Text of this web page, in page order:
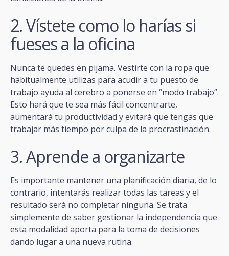
2. Vístete como lo harías si
fueses a la oficina
Nunca te quedes en pijama. Vestirte con la ropa que
habitualmente utilizas para acudir a tu puesto de
trabajo ayuda al cerebro a ponerse en “modo trabajo”.
Esto hará que te sea más fácil concentrarte,
aumentará tu productividad y evitará que tengas que
trabajar más tiempo por culpa de la procrastinación.
3. Aprende a organizarte
Es importante mantener una planificación diaria, de lo
contrario, intentarás realizar todas las tareas y el
resultado será no completar ninguna. Se trata
simplemente de saber gestionar la independencia que
esta modalidad aporta para la toma de decisiones
dando lugar a una nueva rutina.